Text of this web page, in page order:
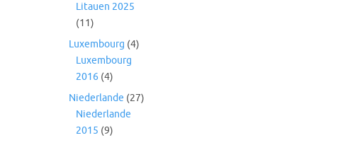
Litauen 2025
(11)
Luxembourg (4)
Luxembourg
2016 (4)
Niederlande (27)
Niederlande
2015 (9)